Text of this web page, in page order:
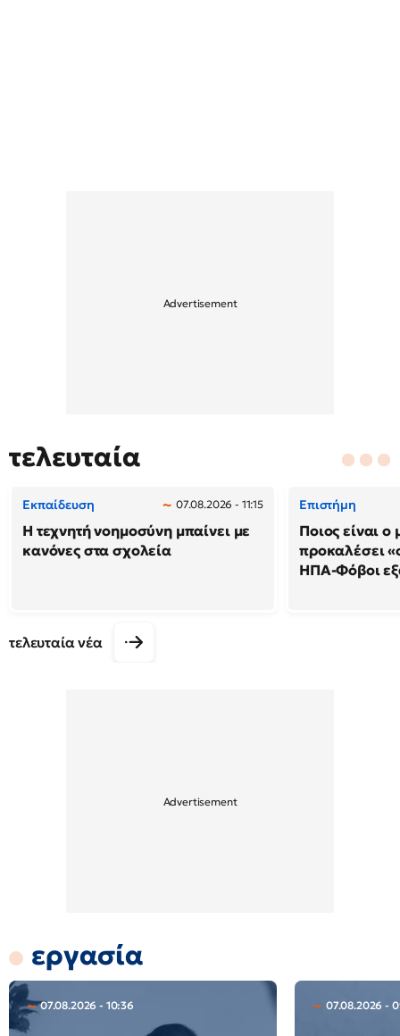
τελευταία
Εκπαίδευση 07.08.2026 - 11:15
Η τεχνητή νοημοσύνη μπαίνει με
κανόνες στα σχολεία
Επιστήμη
Ποιος είναι ο
προκαλέσει
ΗΠΑ-Φόβοι
τελευταία νέα
εργασία
07.08.2026 - 10:36 07.08.2026 -